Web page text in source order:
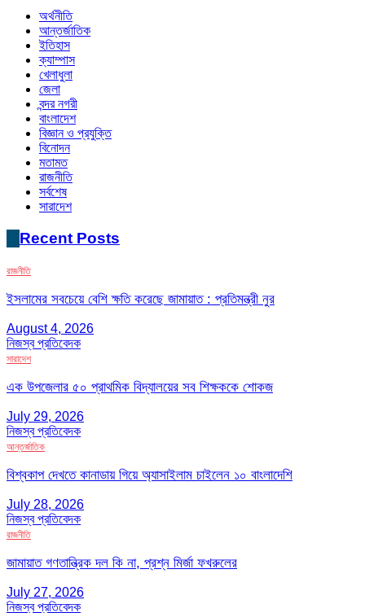
অর্থনীতি
আন্তর্জাতিক
ইতিহাস
ক্যাম্পাস
খেলাধুলা
জেলা
বন্দর নগরী
বাংলাদেশ
বিজ্ঞান ও প্রযুক্তি
বিনোদন
মতামত
রাজনীতি
সর্বশেষ
সারাদেশ
Recent Posts
রাজনীতি
ইসলামের সবচেয়ে বেশি ক্ষতি করেছে জামায়াত : প্রতিমন্ত্রী নুর
August 4, 2026
নিজস্ব প্রতিবেদক
সারাদেশ
এক উপজেলার ৫০ প্রাথমিক বিদ্যালয়ের সব শিক্ষককে শোকজ
July 29, 2026
নিজস্ব প্রতিবেদক
আন্তর্জাতিক
বিশ্বকাপ দেখতে কানাডায় গিয়ে অ্যাসাইলাম চাইলেন ১০ বাংলাদেশি
July 28, 2026
নিজস্ব প্রতিবেদক
রাজনীতি
জামায়াত গণতান্ত্রিক দল কি না, প্রশ্ন মির্জা ফখরুলের
July 27, 2026
নিজস্ব প্রতিবেদক